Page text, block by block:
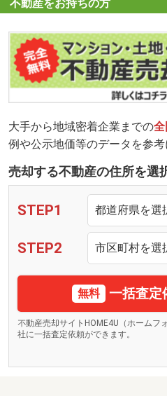
不動産をお持ちの方
大手から地域密着企業までの
例や公示地価等のデータを参考
売却する不動産の住所を選
STEP1
STEP2
無料 一括査定
不動産売却サイトHOME4U（ホームフ
社に一括査定依頼ができます。